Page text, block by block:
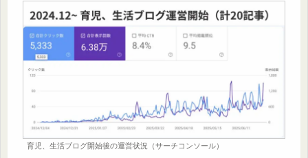
育児、生活ブログ開始後の運営状況（サーチコンソール）